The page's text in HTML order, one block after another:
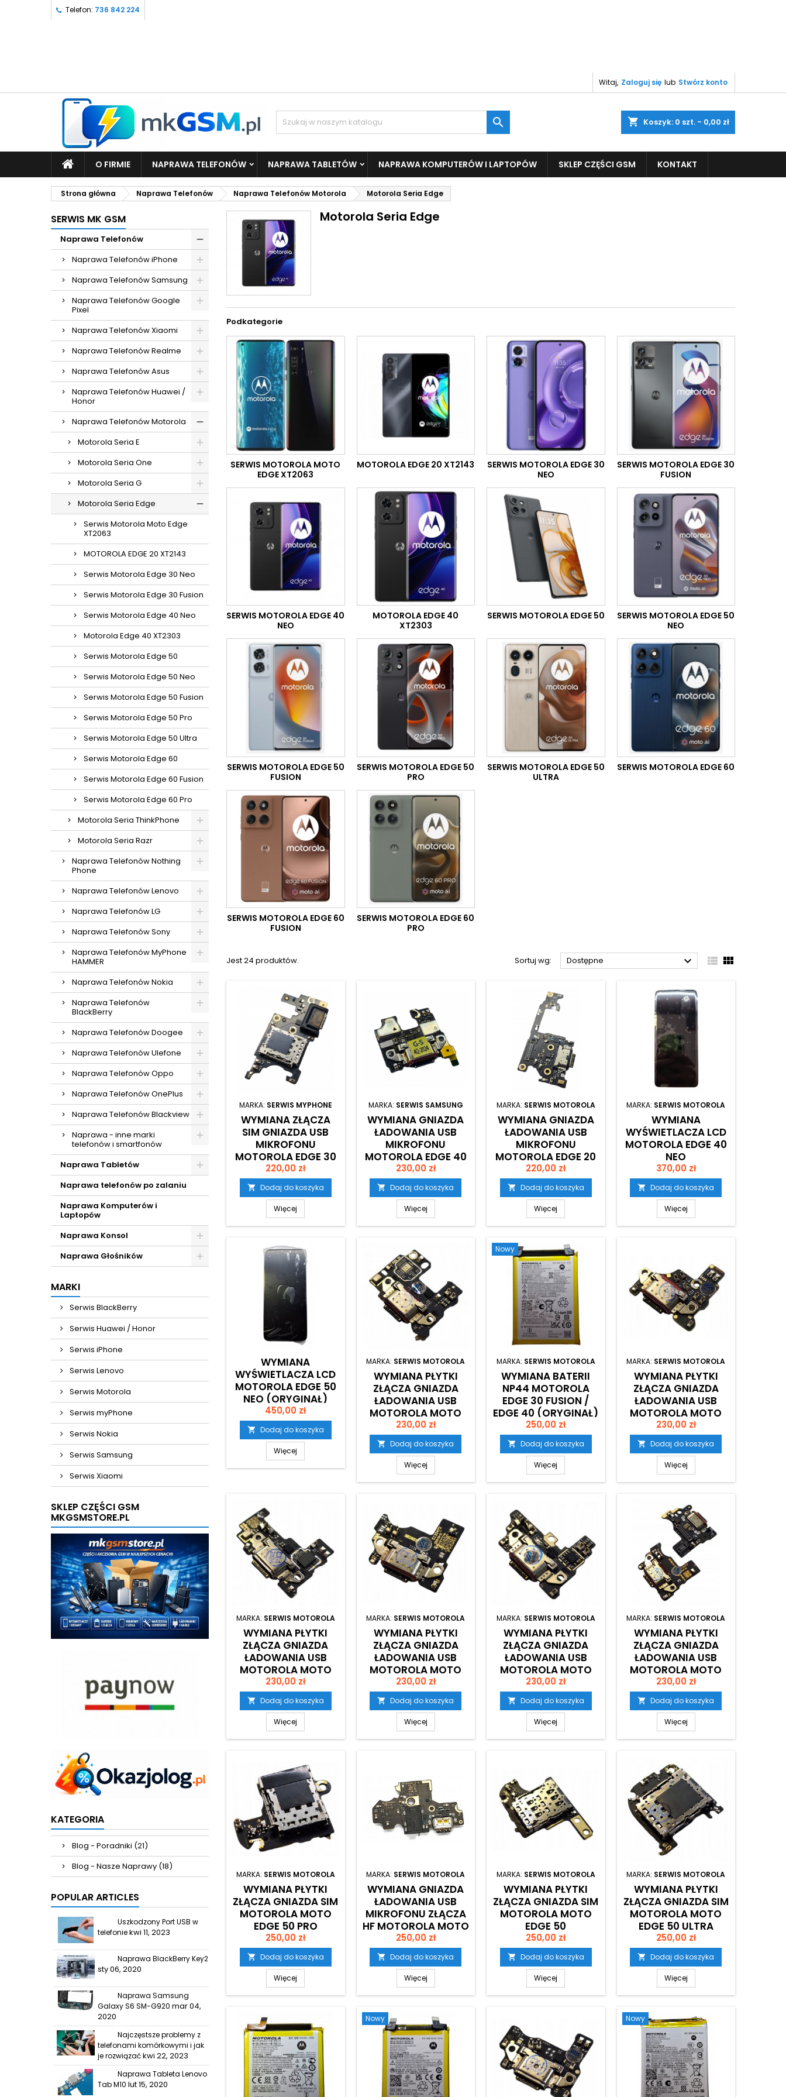
Telefon: 736 842 224
Witaj, Zaloguj się lub Stwórz konto
shopping_cart Koszyk: 0 szt. - 0,00 zł

O FIRMIE NAPRAWA TELEFONÓW NAPRAWA TABLETÓW NAPRAWA KOMPUTERÓW I LAPTOPÓW SKLEP CZĘŚCI GSM KONTAKT
Strona główna Naprawa Telefonów Naprawa Telefonów Motorola Motorola Seria Edge
SERWIS MK GSM
Naprawa Telefonów
Naprawa Telefonów iPhone
Naprawa Telefonów Samsung
Naprawa Telefonów Google
Pixel
Naprawa Telefonów Xiaomi
Naprawa Telefonów Realme
Naprawa Telefonów Asus
Naprawa Telefonów Huawei /
Honor
Naprawa Telefonów Motorola
Motorola Seria E
Motorola Seria One
Motorola Seria G
Motorola Seria Edge
Serwis Motorola Moto Edge
XT2063
MOTOROLA EDGE 20 XT2143
Serwis Motorola Edge 30 Neo
Serwis Motorola Edge 30 Fusion
Serwis Motorola Edge 40 Neo
Motorola Edge 40 XT2303
Serwis Motorola Edge 50
Serwis Motorola Edge 50 Neo
Serwis Motorola Edge 50 Fusion
Serwis Motorola Edge 50 Pro
Serwis Motorola Edge 50 Ultra
Serwis Motorola Edge 60
Serwis Motorola Edge 60 Fusion
Serwis Motorola Edge 60 Pro
Motorola Seria ThinkPhone
Motorola Seria Razr
Naprawa Telefonów Nothing
Phone
Naprawa Telefonów Lenovo
Naprawa Telefonów LG
Naprawa Telefonów Sony
Naprawa Telefonów MyPhone
HAMMER
Naprawa Telefonów Nokia
Naprawa Telefonów
BlackBerry
Naprawa Telefonów Doogee
Naprawa Telefonów Ulefone
Naprawa Telefonów Oppo
Naprawa Telefonów OnePlus
Naprawa Telefonów Blackview
Naprawa - inne marki
telefonów i smartfonów
Naprawa Tabletów
Naprawa telefonów po zalaniu
Naprawa Komputerów i
Laptopów
Naprawa Konsol
Naprawa Głośników
MARKI
Serwis BlackBerry
Serwis Huawei / Honor
Serwis iPhone
Serwis Lenovo
Serwis Motorola
Serwis myPhone
Serwis Nokia
Serwis Samsung
Serwis Xiaomi
SKLEP CZĘŚCI GSM
MKGSMSTORE.PL
KATEGORIA
Blog - Poradniki (21)
Blog - Nasze Naprawy (18)
POPULAR ARTICLES
Uszkodzony Port USB w
telefoniekwi 11, 2023
Naprawa BlackBerry Key2
sty 06, 2020
Naprawa Samsung
Galaxy S6 SM-G920 mar 04,
2020
Najczęstsze problemy z
telefonami komórkowymi i jak
je rozwiązaćkwi 22, 2023
Naprawa Tableta Lenovo
Tab M10 lut 15, 2020
Motorola Seria Edge
Podkategorie
SERWIS MOTOROLA MOTO
EDGE XT2063
MOTOROLA EDGE 20 XT2143
SERWIS MOTOROLA EDGE 30
NEO
SERWIS MOTOROLA EDGE 30
FUSION
SERWIS MOTOROLA EDGE 40
NEO
MOTOROLA EDGE 40
XT2303
SERWIS MOTOROLA EDGE 50
SERWIS MOTOROLA EDGE 50
NEO
SERWIS MOTOROLA EDGE 50
FUSION
SERWIS MOTOROLA EDGE 50
PRO
SERWIS MOTOROLA EDGE 50
ULTRA
SERWIS MOTOROLA EDGE 60
SERWIS MOTOROLA EDGE 60
FUSION
SERWIS MOTOROLA EDGE 60
PRO
Jest 24 produktów. Sortuj wg: Dostępne   
MARKA: SERWIS MYPHONE
WYMIANA ZŁĄCZA
SIM GNIAZDA USB
MIKROFONU
MOTOROLA EDGE 30
NEO
Cena
220,00 zł
 Dodaj do koszyka
Więcej
MARKA: SERWIS SAMSUNG
WYMIANA GNIAZDA
ŁADOWANIA USB
MIKROFONU
MOTOROLA EDGE 40
XT2303
Cena
230,00 zł
 Dodaj do koszyka
Więcej
MARKA: SERWIS MOTOROLA
WYMIANA GNIAZDA
ŁADOWANIA USB
MIKROFONU
MOTOROLA EDGE 20
XT2143
Cena
220,00 zł
 Dodaj do koszyka
Więcej
MARKA: SERWIS MOTOROLA
WYMIANA
WYŚWIETLACZA LCD
MOTOROLA EDGE 40
NEO
Cena
370,00 zł
 Dodaj do koszyka
Więcej
WYMIANA
WYŚWIETLACZA LCD
MOTOROLA EDGE 50
NEO (ORYGINAŁ)
Cena
450,00 zł
 Dodaj do koszyka
Więcej
MARKA: SERWIS MOTOROLA
WYMIANA PŁYTKI
ZŁĄCZA GNIAZDA
ŁADOWANIA USB
MOTOROLA MOTO
EDGE 50
Cena
230,00 zł
 Dodaj do koszyka
Więcej
Nowy
MARKA: SERWIS MOTOROLA
WYMIANA BATERII
NP44 MOTOROLA
EDGE 30 FUSION /
EDGE 40 (ORYGINAŁ)
Cena
250,00 zł
 Dodaj do koszyka
Więcej
MARKA: SERWIS MOTOROLA
WYMIANA PŁYTKI
ZŁĄCZA GNIAZDA
ŁADOWANIA USB
MOTOROLA MOTO
EDGE 50 FUSION
Cena
230,00 zł
 Dodaj do koszyka
Więcej
MARKA: SERWIS MOTOROLA
WYMIANA PŁYTKI
ZŁĄCZA GNIAZDA
ŁADOWANIA USB
MOTOROLA MOTO
EDGE 50 ULTRA
Cena
230,00 zł
 Dodaj do koszyka
Więcej
MARKA: SERWIS MOTOROLA
WYMIANA PŁYTKI
ZŁĄCZA GNIAZDA
ŁADOWANIA USB
MOTOROLA MOTO
EDGE 60
Cena
230,00 zł
 Dodaj do koszyka
Więcej
MARKA: SERWIS MOTOROLA
WYMIANA PŁYTKI
ZŁĄCZA GNIAZDA
ŁADOWANIA USB
MOTOROLA MOTO
EDGE 60 PRO
Cena
230,00 zł
 Dodaj do koszyka
Więcej
MARKA: SERWIS MOTOROLA
WYMIANA PŁYTKI
ZŁĄCZA GNIAZDA
ŁADOWANIA USB
MOTOROLA MOTO
EDGE 60 FUSION
Cena
230,00 zł
 Dodaj do koszyka
Więcej
MARKA: SERWIS MOTOROLA
WYMIANA PŁYTKI
ZŁĄCZA GNIAZDA SIM
MOTOROLA MOTO
EDGE 50 PRO
Cena
250,00 zł
 Dodaj do koszyka
Więcej
MARKA: SERWIS MOTOROLA
WYMIANA GNIAZDA
ŁADOWANIA USB
MIKROFONU ZŁĄCZA
HF MOTOROLA MOTO
EDGE XT2063
Cena
250,00 zł
 Dodaj do koszyka
Więcej
MARKA: SERWIS MOTOROLA
WYMIANA PŁYTKI
ZŁĄCZA GNIAZDA SIM
MOTOROLA MOTO
EDGE 50
Cena
250,00 zł
 Dodaj do koszyka
Więcej
MARKA: SERWIS MOTOROLA
WYMIANA PŁYTKI
ZŁĄCZA GNIAZDA SIM
MOTOROLA MOTO
EDGE 50 ULTRA
Cena
250,00 zł
 Dodaj do koszyka
Więcej
Nowy Nowy